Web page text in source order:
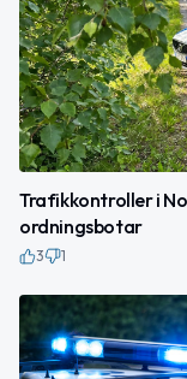
Trafikkontroller i
ordningsbotar
3 1